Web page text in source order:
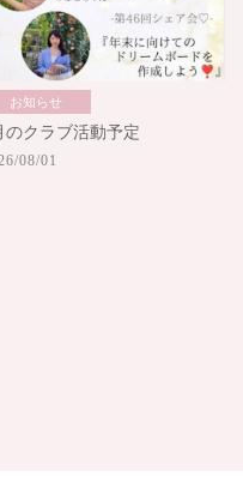
お知らせ
のクラブ活動予定
08/01